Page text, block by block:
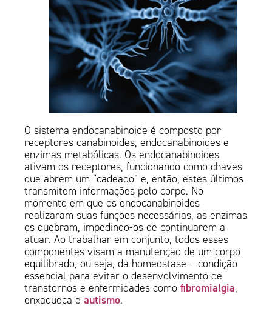
O sistema endocanabinoide é composto por
receptores canabinoides, endocanabinoides e
enzimas metabólicas. Os endocanabinoides
ativam os receptores, funcionando como chaves
que abrem um “cadeado” e, então, estes últimos
transmitem informações pelo corpo. No
momento em que os endocanabinoides
realizaram suas funções necessárias, as enzimas
os quebram, impedindo-os de continuarem a
atuar. Ao trabalhar em conjunto, todos esses
componentes visam a manutenção de um corpo
equilibrado, ou seja, da homeostase – condição
essencial para evitar o desenvolvimento de
transtornos e enfermidades comofibromialgia,
enxaqueca eautismo.